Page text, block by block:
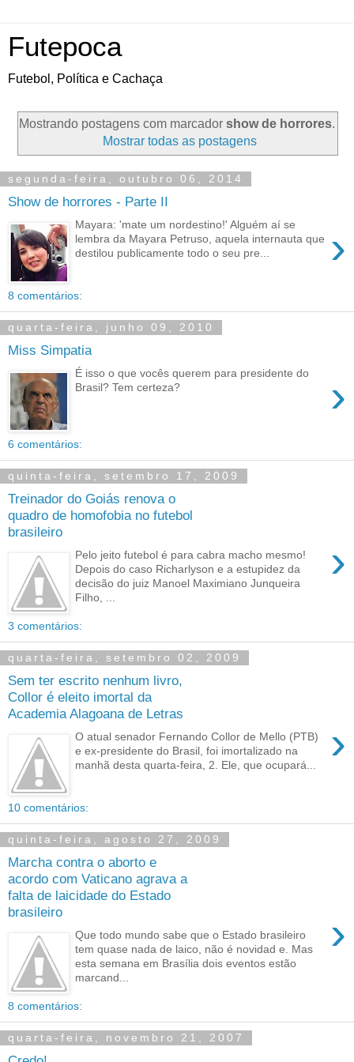
Futepoca
Futebol, Política e Cachaça
Mostrando postagens com marcador show de horrores.
Mostrar todas as postagens
segunda-feira, outubro 06, 2014
Show de horrores - Parte II
›
Mayara: 'mate um nordestino!' Alguém aí se
lembra da Mayara Petruso, aquela internauta que
destilou publicamente todo o seu pre...
8 comentários:
quarta-feira, junho 09, 2010
Miss Simpatia
›
É isso o que vocês querem para presidente do
Brasil? Tem certeza?
6 comentários:
quinta-feira, setembro 17, 2009
Treinador do Goiás renova o
quadro de homofobia no futebol
brasileiro
›
Pelo jeito futebol é para cabra macho mesmo!
Depois do caso Richarlyson e a estupidez da
decisão do juiz Manoel Maximiano Junqueira
Filho, ...
3 comentários:
quarta-feira, setembro 02, 2009
Sem ter escrito nenhum livro,
Collor é eleito imortal da
Academia Alagoana de Letras
›
O atual senador Fernando Collor de Mello (PTB)
e ex-presidente do Brasil, foi imortalizado na
manhã desta quarta-feira, 2. Ele, que ocupará...
10 comentários:
quinta-feira, agosto 27, 2009
Marcha contra o aborto e
acordo com Vaticano agrava a
falta de laicidade do Estado
brasileiro
›
Que todo mundo sabe que o Estado brasileiro
tem quase nada de laico, não é novidad e. Mas
esta semana em Brasília dois eventos estão
marcand...
8 comentários:
quarta-feira, novembro 21, 2007